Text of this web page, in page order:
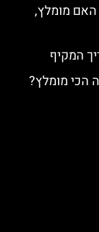
האם מומלץ,
המקיף
הכי מומלץ?